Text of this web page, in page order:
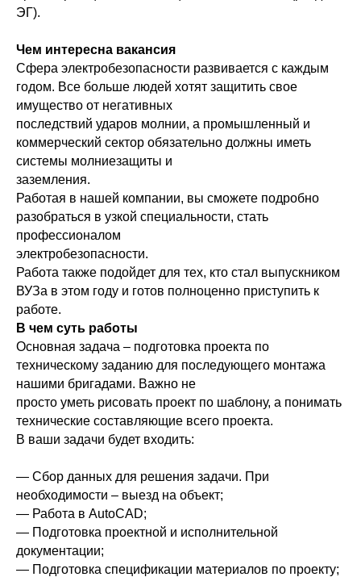
ЭГ).
Чем интересна вакансия
Сфера электробезопасности развивается с каждым
годом. Все больше людей хотят защитить свое
имущество от негативных
последствий ударов молнии, а промышленный и
коммерческий сектор обязательно должны иметь
системы молниезащиты и
заземления.
Работая в нашей компании, вы сможете подробно
разобраться в узкой специальности, стать
профессионалом
электробезопасности.
Работа также подойдет для тех, кто стал выпускником
ВУЗа в этом году и готов полноценно приступить к
работе.
В чем суть работы
Основная задача – подготовка проекта по
техническому заданию для последующего монтажа
нашими бригадами. Важно не
просто уметь рисовать проект по шаблону, а понимать
технические составляющие всего проекта.
В ваши задачи будет входить:
— Сбор данных для решения задачи. При
необходимости – выезд на объект;
— Работа в AutoCAD;
— Подготовка проектной и исполнительной
документации;
— Подготовка спецификации материалов по проекту;